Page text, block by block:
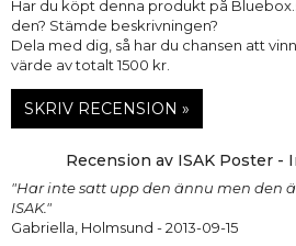
Har du köpt denna produkt på
den? Stämde beskrivningen?
Dela med dig, så har du chansen att
värde av totalt 1500 kr.
SKRIV RECENSION »
Recension av ISAK Poster -
"Har inte satt upp den ännu men den
ISAK."
Gabriella, Holmsund - 2013-09-15